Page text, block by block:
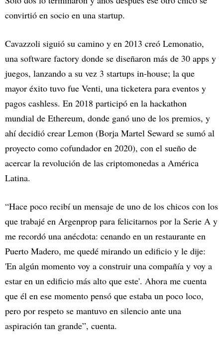
convirtió en socio en una startup.
Cavazzoli siguió su camino y en 2013 creó Lemonatio,
una software factory donde se diseñaron más de 30 apps y
juegos, lanzando a su vez 3 startups in-house; la que
mayor éxito tuvo fue Venti, una ticketera para eventos y
pagos cashless. En 2018 participó en la hackathon
mundial de Ethereum, donde ganó uno de los premios, y
ahí decidió crear Lemon (Borja Martel Seward se sumó al
proyecto como cofundador en 2020), con el sueño de
acercar la revolución de las criptomonedas a América
Latina.
“Hace poco recibí un mensaje de uno de los chicos con los
que trabajé en Argenprop para felicitarnos por la Serie A y
me recordó una anécdota: cenando en un restaurante en
Puerto Madero, me quedé mirando un edificio y le dije:
'En algún momento voy a construir una compañía y voy a
estar en un edificio más alto que este'. Ahora me cuenta
que él en ese momento pensó que estaba un poco loco,
pero por respeto se mantuvo en silencio ante una
aspiración tan grande”, cuenta.